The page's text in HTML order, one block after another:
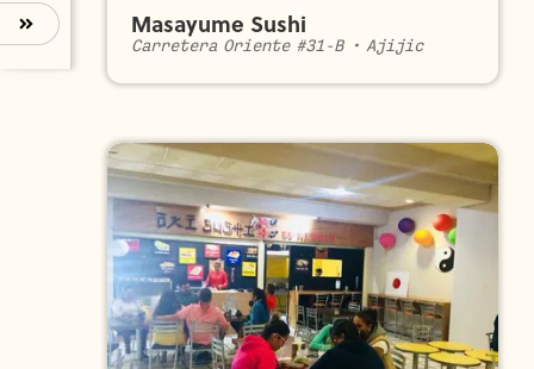
Masayume Sushi
Carretera Oriente #31-B• Ajijic